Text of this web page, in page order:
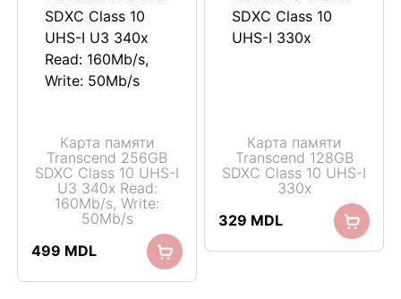
Карта памяти
Transcend 256GB
SDXC Class 10 UHS-I
U3 340x Read:
160Mb/s, Write:
50Mb/s
499 MDL
Карта памяти
Transcend 128GB
SDXC Class 10 UHS-I
330x
329 MDL